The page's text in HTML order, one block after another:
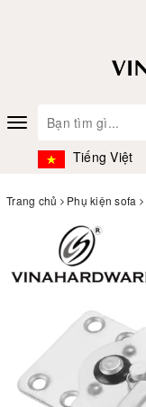
Toggle
navigation
Tiếng Việt
Trang chủ Phụ kiện sofa